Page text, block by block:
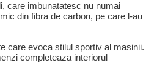
care imbunatatesc nu numai
din fibra de carbon, pe care l-au
care evoca stilul sportiv al masinii.
completeaza interiorul